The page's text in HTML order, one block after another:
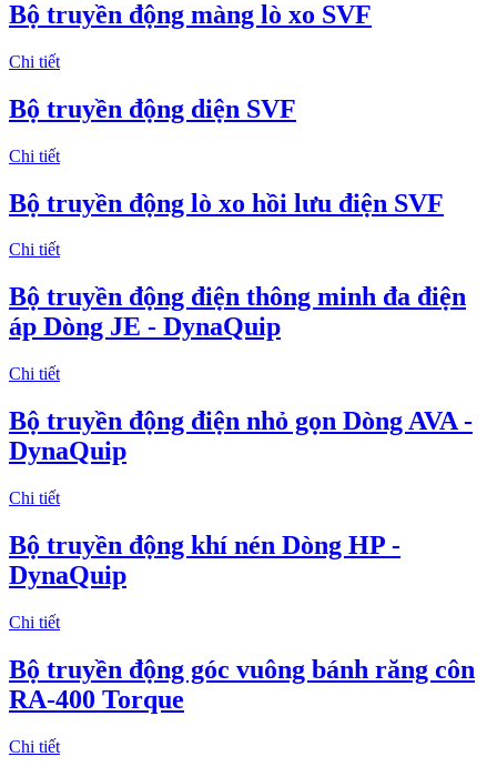
Bộ truyền động màng lò xo SVF
Chi tiết
Bộ truyền động diện SVF
Chi tiết
Bộ truyền động lò xo hồi lưu điện SVF
Chi tiết
Bộ truyền động điện thông minh đa điện
áp Dòng JE - DynaQuip
Chi tiết
Bộ truyền động điện nhỏ gọn Dòng AVA -
DynaQuip
Chi tiết
Bộ truyền động khí nén Dòng HP -
DynaQuip
Chi tiết
Bộ truyền động góc vuông bánh răng côn
RA-400 Torque
Chi tiết